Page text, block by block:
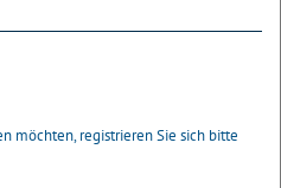
möchten, registrieren Sie sich bitte